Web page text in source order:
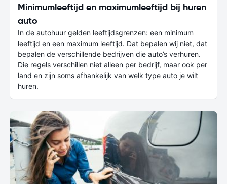
Minimumleeftijd en maximumleeftijd bij huren
auto
In de autohuur gelden leeftijdsgrenzen: een minimum
leeftijd en een maximum leeftijd. Dat bepalen wij niet, dat
bepalen de verschillende bedrijven die auto’s verhuren.
Die regels verschillen niet alleen per bedrijf, maar ook per
land en zijn soms afhankelijk van welk type auto je wilt
huren.